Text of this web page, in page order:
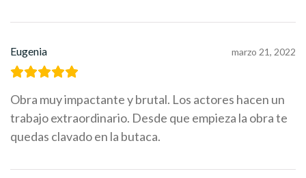
Eugenia marzo 21, 2022
Obra muy impactante y brutal. Los actores hacen un
trabajo extraordinario. Desde que empieza la obra te
quedas clavado en la butaca.